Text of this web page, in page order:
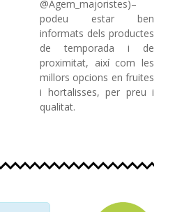
@Agem_majoristes)–
podeu estar ben
informats dels productes
de temporada i de
proximitat, així com les
millors opcions en fruites
i hortalisses, per preu i
qualitat.